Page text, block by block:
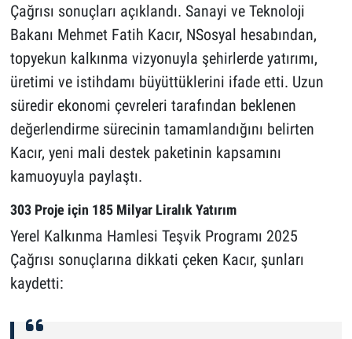
Çağrısı sonuçları açıklandı. Sanayi ve Teknoloji
Bakanı Mehmet Fatih Kacır, NSosyal hesabından,
topyekun kalkınma vizyonuyla şehirlerde yatırımı,
üretimi ve istihdamı büyüttüklerini ifade etti. Uzun
süredir ekonomi çevreleri tarafından beklenen
değerlendirme sürecinin tamamlandığını belirten
Kacır, yeni mali destek paketinin kapsamını
kamuoyuyla paylaştı.
303 Proje için 185 Milyar Liralık Yatırım
Yerel Kalkınma Hamlesi Teşvik Programı 2025
Çağrısı sonuçlarına dikkati çeken Kacır, şunları
kaydetti: